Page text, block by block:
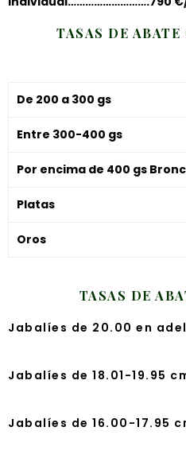
TASAS DE ABATE
De 200 a 300 gs
Entre 300-400 gs
Por encima de 400 gs
Platas
Oros
TASAS DE
Jabalíes de 20.00 en
Jabalíes de 18.01-19.95
Jabalíes de 16.00-17.95